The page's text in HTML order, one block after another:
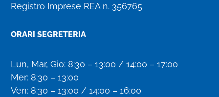
Registro Imprese REA n. 356765
ORARI SEGRETERIA
Lun, Mar, Gio: 8:30 – 13:00 / 14:00 – 17:00
Mer: 8:30 – 13:00
Ven: 8:30 – 13:00 / 14:00 – 16:00